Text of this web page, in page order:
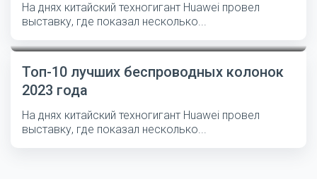
На днях китайский техногигант Huawei провел
выставку, где показал несколько...
Топ-10 лучших беспроводных колонок
2023 года
На днях китайский техногигант Huawei провел
выставку, где показал несколько...